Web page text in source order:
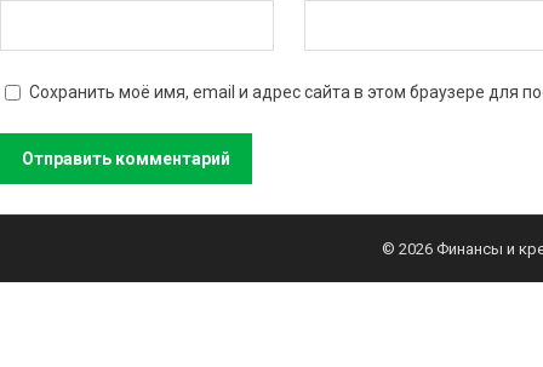
Сохранить моё имя, email и адрес сайта в этом браузере для
© 2026 Финансы и